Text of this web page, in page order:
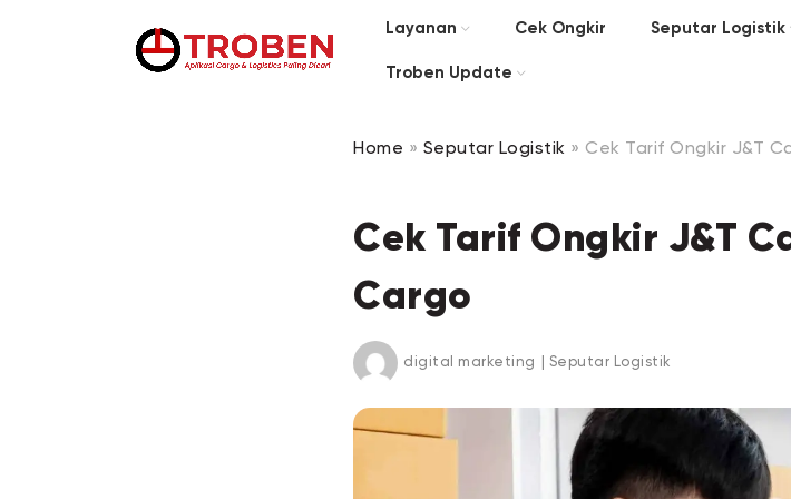
Layanan Cek Ongkir Seputar Logistik
Troben Update
Home » Seputar Logistik » Cek Tarif Ongkir J&T
Cek Tarif Ongkir J&T
Cargo
digital marketing Seputar Logistik